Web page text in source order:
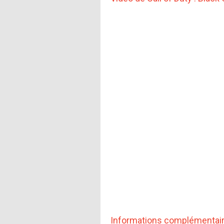
Informations